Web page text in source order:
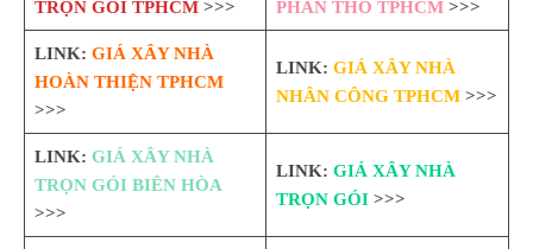
TRỌN GÓI TPHCM>>>
PHẦN THÔ TPHCM>>>
LINK: GIÁ XÂY NHÀ
HOÀN THIỆN TPHCM
>>>
LINK: GIÁ XÂY NHÀ
NHÂN CÔNG TPHCM>>>
LINK: GIÁ XÂY NHÀ
TRỌN GÓI BIÊN HÒA
>>>
LINK: GIÁ XÂY NHÀ
TRỌN GÓI>>>